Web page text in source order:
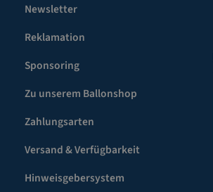
Newsletter
Reklamation
Sponsoring
Zu unserem Ballonshop
Zahlungsarten
Versand & Verfügbarkeit
Hinweisgebersystem